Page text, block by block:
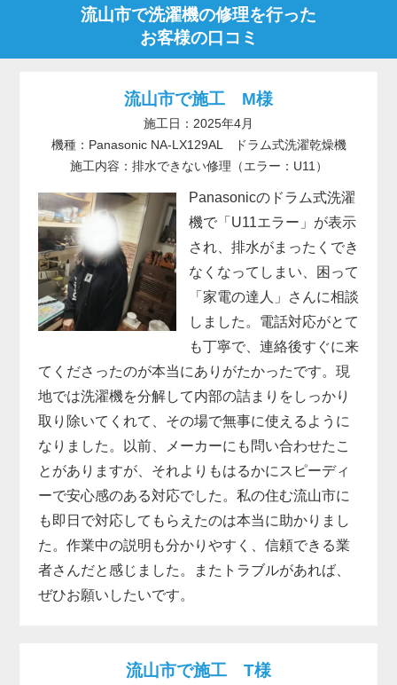
流山市で洗濯機の修理を行った
お客様の口コミ
流山市で施工 M様
施工日：2025年4月
機種：Panasonic NA-LX129AL ドラム式洗濯乾燥機
施工内容：排水できない修理（エラー：U11）
Panasonicのドラム式洗濯
機で「U11エラー」が表示
され、排水がまったくでき
なくなってしまい、困って
「家電の達人」さんに相談
しました。電話対応がとて
も丁寧で、連絡後すぐに来
てくださったのが本当にありがたかったです。現
地では洗濯機を分解して内部の詰まりをしっかり
取り除いてくれて、その場で無事に使えるように
なりました。以前、メーカーにも問い合わせたこ
とがありますが、それよりもはるかにスピーディ
ーで安心感のある対応でした。私の住む流山市に
も即日で対応してもらえたのは本当に助かりまし
た。作業中の説明も分かりやすく、信頼できる業
者さんだと感じました。またトラブルがあれば、
ぜひお願いしたいです。
流山市で施工 T様